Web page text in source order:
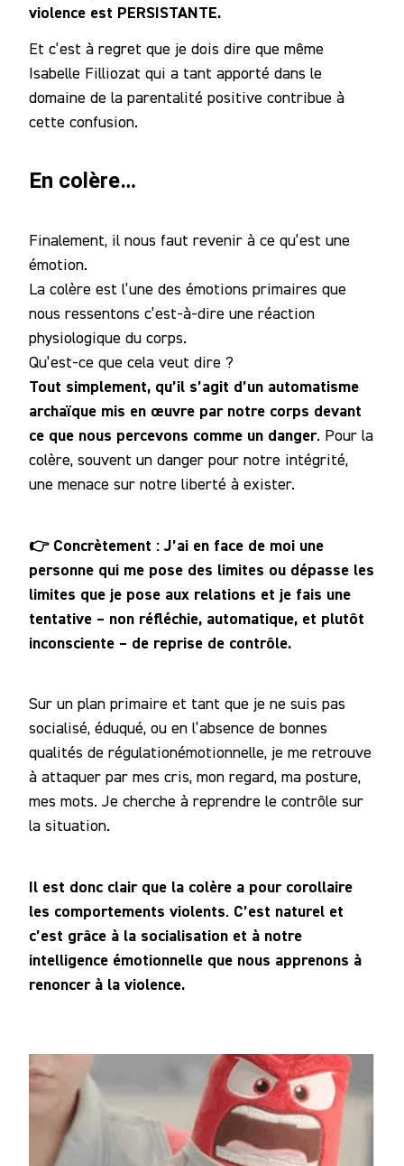
violence est PERSISTANTE.
Et c’est à regret que je dois dire que même
Isabelle Filliozat qui a tant apporté dans le
domaine de la parentalité positive contribue à
cette confusion.
En colère…
Finalement, il nous faut revenir à ce qu’est une
émotion.
La colère est l’une des émotions primaires que
nous ressentons c’est-à-dire une réaction
physiologique du corps.
Qu’est-ce que cela veut dire ?
Tout simplement, qu’il s’agit d’un automatisme
archaïque mis en œuvre par notre corps devant
ce que nous percevons comme un danger. Pour la
colère, souvent un danger pour notre intégrité,
une menace sur notre liberté à exister.
👉 Concrètement : J’ai en face de moi une
personne qui me pose des limites ou dépasse les
limites que je pose aux relations et je fais une
tentative – non réfléchie, automatique, et plutôt
inconsciente – de reprise de contrôle.
Sur un plan primaire et tant que je ne suis pas
socialisé, éduqué, ou en l’absence de bonnes
qualités de régulationémotionnelle, je me retrouve
à attaquer par mes cris, mon regard, ma posture,
mes mots. Je cherche à reprendre le contrôle sur
la situation.
Il est donc clair que la colère a pour corollaire
les comportements violents. C’est naturel et
c’est grâce à la socialisation et à notre
intelligence émotionnelle que nous apprenons à
renoncer à la violence.